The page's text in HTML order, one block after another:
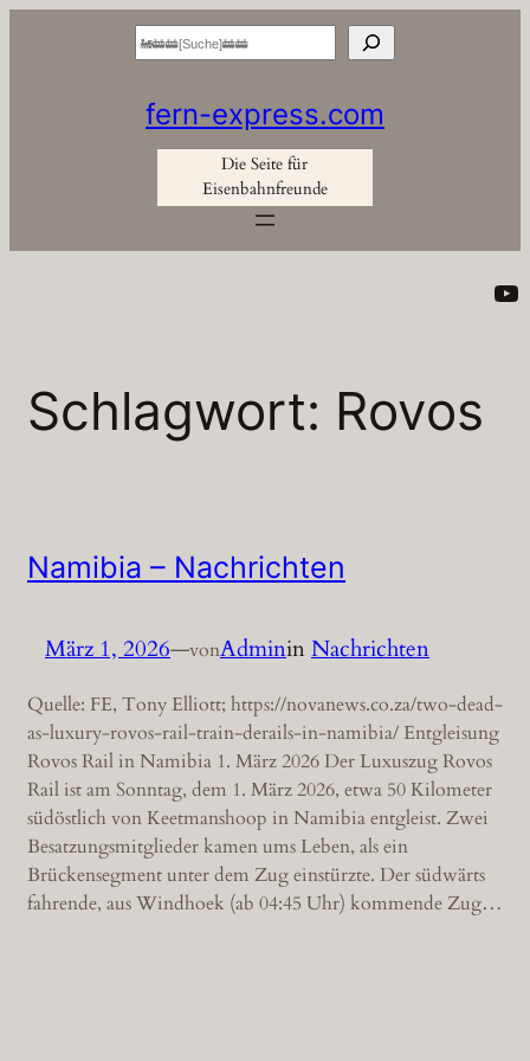
Suchen
fern-express.com
Die Seite für
Eisenbahnfreunde
Schlagwort: Rovos
Namibia – Nachrichten
März 1, 2026—vonAdmininNachrichten
Quelle: FE, Tony Elliott; https://novanews.co.za/two-dead-
as-luxury-rovos-rail-train-derails-in-namibia/ Entgleisung
Rovos Rail in Namibia 1. März 2026 Der Luxuszug Rovos
Rail ist am Sonntag, dem 1. März 2026, etwa 50 Kilometer
südöstlich von Keetmanshoop in Namibia entgleist. Zwei
Besatzungsmitglieder kamen ums Leben, als ein
Brückensegment unter dem Zug einstürzte. Der südwärts
fahrende, aus Windhoek (ab 04:45 Uhr) kommende Zug…